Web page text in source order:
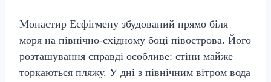
Монастир Есфігмену збудований прямо біля
моря на північно-східному боці півострова. Його
розташування справді особливе: стіни майже
торкаються пляжу. У дні з північним вітром вода